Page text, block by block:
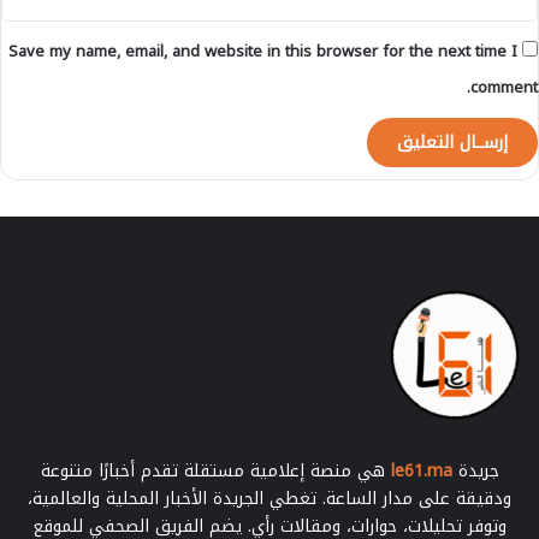
يُ
م
ن
ه
ا
Save my name, email, and website in this browser for the next time I
comment.
جريدةle61.ma هي منصة إعلامية مستقلة تقدم أخبارًا متنوعة
ودقيقة على مدار الساعة. تغطي الجريدة الأخبار المحلية والعالمية،
وتوفر تحليلات، حوارات، ومقالات رأي. يضم الفريق الصحفي للموقع